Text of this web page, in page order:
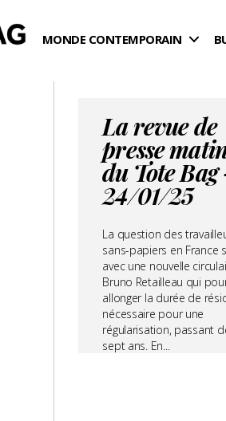
MONDE CONTEMPORAIN
La revue de
presse
du Tote Bag
24/01/25
La question des
sans-papiers en France
avec une nouvelle
Bruno Retailleau qui
allonger la durée de
nécessaire pour une
régularisation, passant
sept ans. En...